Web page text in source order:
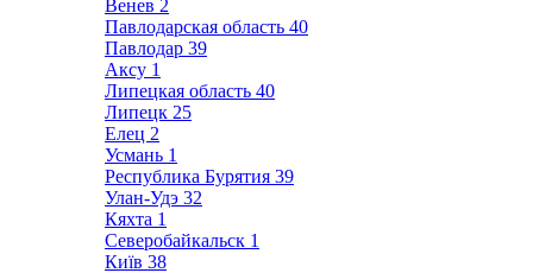
Венев 2
Павлодарская область 40
Павлодар 39
Аксу 1
Липецкая область 40
Липецк 25
Елец 2
Усмань 1
Республика Бурятия 39
Улан-Удэ 32
Кяхта 1
Северобайкальск 1
Київ 38